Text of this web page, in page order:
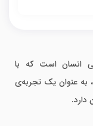
انسان است که با
به عنوان یک تجربه‌ی
دارد.